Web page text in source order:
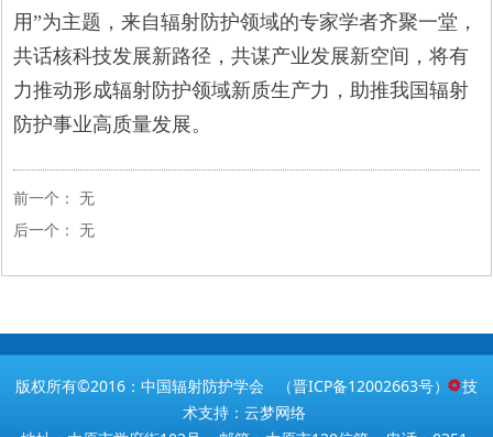
用”为主题，来自辐射防护领域的专家学者齐聚一堂，
共话核科技发展新路径，共谋产业发展新空间，将有
力推动形成辐射防护领域新质生产力，助推我国辐射
防护事业高质量发展。
前一个：
无
后一个：
无
版权所有©2016：中国辐射防护学会 （晋ICP备12002663号） 技
术支持：云梦网络